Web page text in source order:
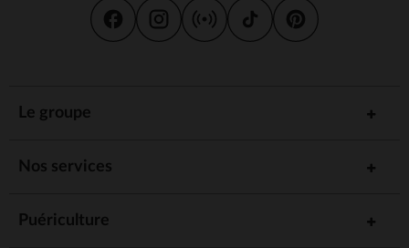
Le groupe
Nos services
Puériculture